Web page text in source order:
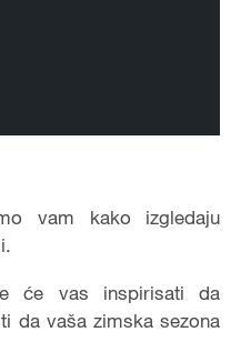
vam kako izgledaju
će vas inspirisati da
da vaša zimska sezona